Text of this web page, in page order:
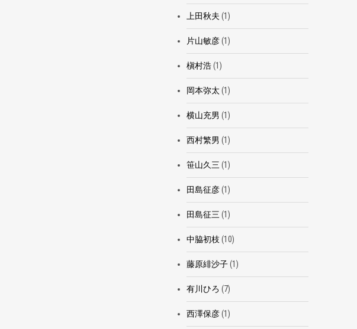
上田秋夫 (1)
片山敏彦(1)
槇村浩(1)
岡本弥太 (1)
横山充男 (1)
西村繁男 (1)
笹山久三 (1)
田島征彦(1)
田島征三 (1)
中脇初枝 (10)
藤原緋沙子(1)
有川ひろ (7)
西澤保彦(1)